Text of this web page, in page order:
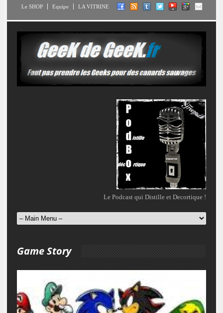
Le SHOP Equipe LA VITRINE
Le Podcast qui Distille et Decortique !
Game Story